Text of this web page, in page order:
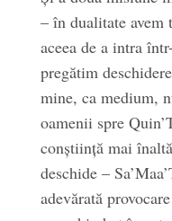
– în dualitate avem
aceea de a intra
pregătim
mine, ca medium,
oamenii spre
conștiință mai
deschide –
adevărată